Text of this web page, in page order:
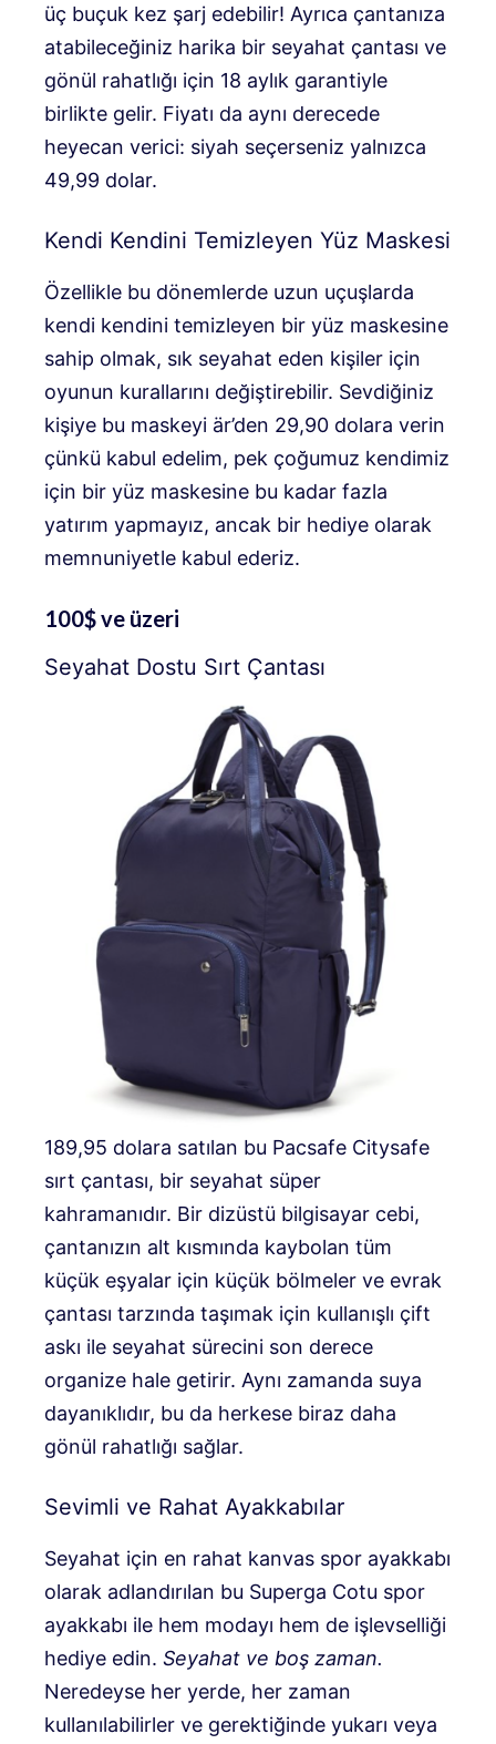
üç buçuk kez şarj edebilir! Ayrıca çantanıza
atabileceğiniz harika bir seyahat çantası ve
gönül rahatlığı için 18 aylık garantiyle
birlikte gelir. Fiyatı da aynı derecede
heyecan verici: siyah seçerseniz yalnızca
49,99 dolar.
Kendi Kendini Temizleyen Yüz Maskesi
Özellikle bu dönemlerde uzun uçuşlarda
kendi kendini temizleyen bir yüz maskesine
sahip olmak, sık seyahat eden kişiler için
oyunun kurallarını değiştirebilir. Sevdiğiniz
kişiye bu maskeyi är’den 29,90 dolara verin
çünkü kabul edelim, pek çoğumuz kendimiz
için bir yüz maskesine bu kadar fazla
yatırım yapmayız, ancak bir hediye olarak
memnuniyetle kabul ederiz.
100$ ve üzeri
Seyahat Dostu Sırt Çantası
189,95 dolara satılan bu Pacsafe Citysafe
sırt çantası, bir seyahat süper
kahramanıdır. Bir dizüstü bilgisayar cebi,
çantanızın alt kısmında kaybolan tüm
küçük eşyalar için küçük bölmeler ve evrak
çantası tarzında taşımak için kullanışlı çift
askı ile seyahat sürecini son derece
organize hale getirir. Aynı zamanda suya
dayanıklıdır, bu da herkese biraz daha
gönül rahatlığı sağlar.
Sevimli ve Rahat Ayakkabılar
Seyahat için en rahat kanvas spor ayakkabı
olarak adlandırılan bu Superga Cotu spor
ayakkabı ile hem modayı hem de işlevselliği
hediye edin. Seyahat ve boş zaman.
Neredeyse her yerde, her zaman
kullanılabilirler ve gerektiğinde yukarı veya